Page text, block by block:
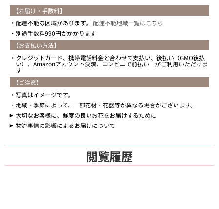
【お届け・手数料】
配達不能な区域があります。 配達不能地域一覧はこちら
別途手数料990円がかかります
【お支払い方法】
クレジットカード、携帯電話料金と合わせて支払い、後払い（GMO後払
い）、Amazonアカウント決済、コンビニで前払い がご利用いただけま
す
【ご注意】
写真はイメージです。
地域・季節によって、一部花材・花器等が異なる場合がございます。
大切なお客様に、鮮度の良いお花をお届けするために
物流事情の影響によるお届けについて
閲覧履歴